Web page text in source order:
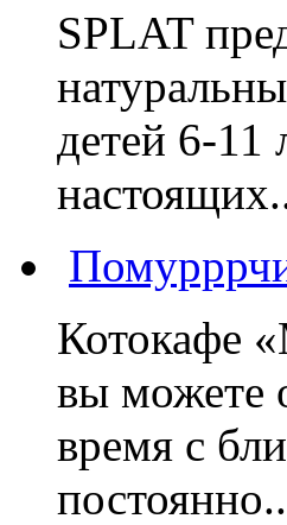
SPLAT
детей 6-11
Котокафе
вы можете
время с